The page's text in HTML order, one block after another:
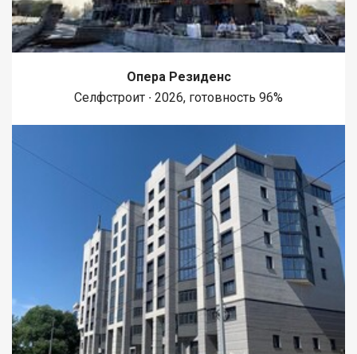
Опера Резиденс
Селфстроит ∙ 2026, готовность 96%